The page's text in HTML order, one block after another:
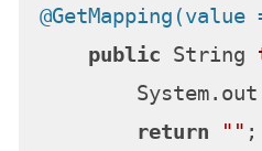
public String
return
"" ;